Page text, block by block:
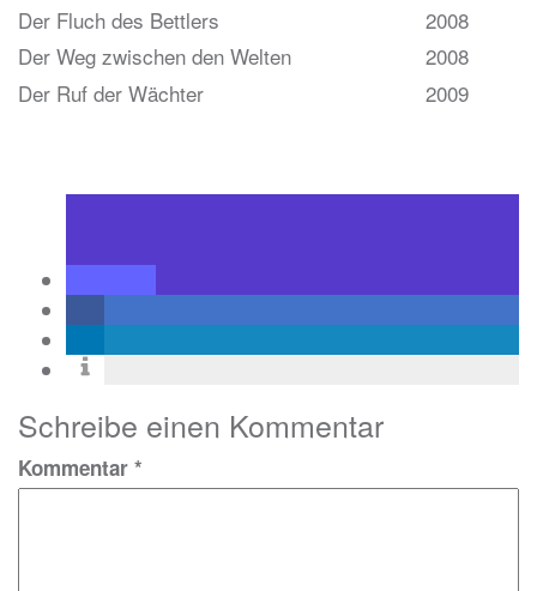
Der Fluch des Bettlers
2008
Der Weg zwischen den Welten
2008
Der Ruf der Wächter
2009
Schreibe einen Kommentar
Kommentar *